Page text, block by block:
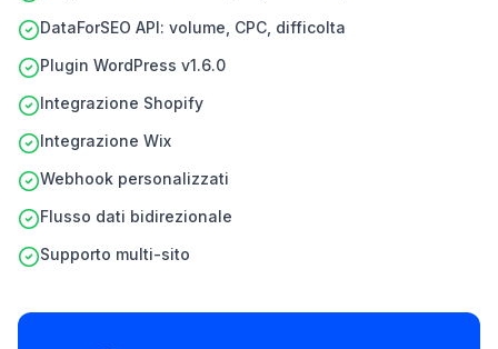
DataForSEO API: volume, CPC, difficolta
Plugin WordPress v1.6.0
Integrazione Shopify
Integrazione Wix
Webhook personalizzati
Flusso dati bidirezionale
Supporto multi-sito